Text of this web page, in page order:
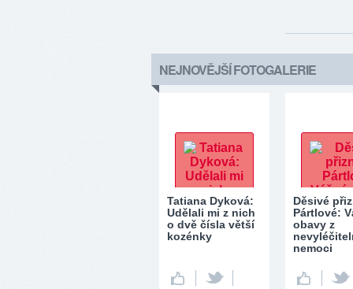
NEJNOVĚJŠÍ FOTOGALERIE
Tatiana Dyková:
Udělali mi z nich
o dvě čísla větší
kozénky
Děsivé
Pártlové:
obavy z
nemoci